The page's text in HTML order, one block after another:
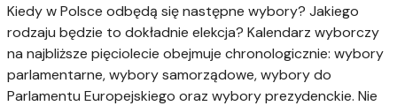
Kiedy w Polsce odbędą się następne wybory? Jakiego
rodzaju będzie to dokładnie elekcja? Kalendarz wyborczy
na najbliższe pięciolecie obejmuje chronologicznie: wybory
parlamentarne, wybory samorządowe, wybory do
Parlamentu Europejskiego oraz wybory prezydenckie. Nie